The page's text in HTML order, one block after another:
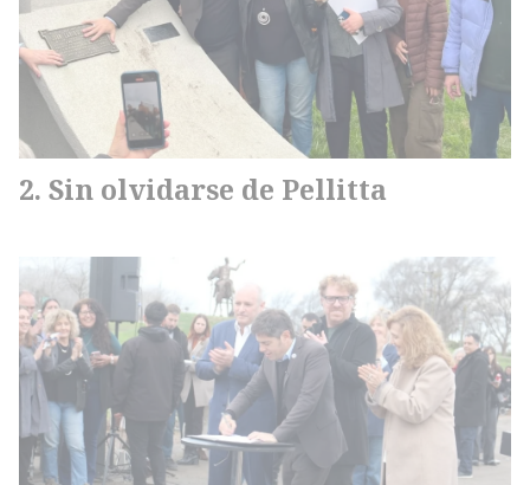
Sin olvidarse de Pellitta